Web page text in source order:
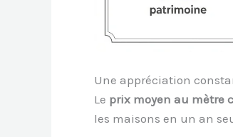
Une appréciation
Le prix moyen au mètre
les maisons en un an